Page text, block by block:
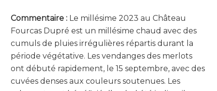
Commentaire : Le millésime 2023 au Château
Fourcas Dupré est un millésime chaud avec des
cumuls de pluies irrégulières répartis durant la
période végétative. Les vendanges des merlots
ont débuté rapidement, le 15 septembre, avec des
cuvées denses aux couleurs soutenues. Les